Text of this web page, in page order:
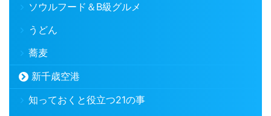
ソウルフード＆B級グルメ
うどん
蕎麦
新千歳空港
知っておくと役立つ21の事